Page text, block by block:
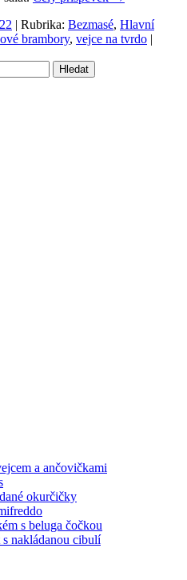
| Rubrika: Bezmasé, Hlavní
brambory, vejce na tvrdo |
a ančovičkami
okurčičky
s beluga čočkou
nakládanou cibulí